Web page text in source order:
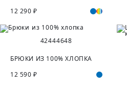
12 290 ₽
42444648
БРЮКИ ИЗ 100% ХЛОПКА
12 590 ₽